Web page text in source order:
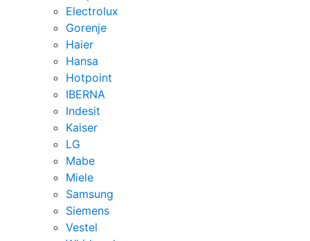
Electrolux
Gorenje
Haier
Hansa
Hotpoint
IBERNA
Indesit
Kaiser
LG
Mabe
Miele
Samsung
Siemens
Vestel